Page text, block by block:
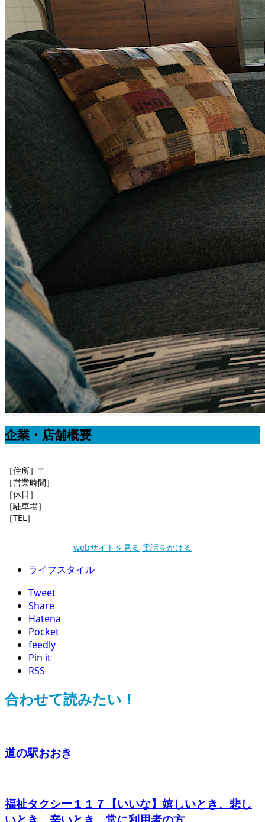
企業・店舗概要
［住所］〒
［営業時間］
［休日］
［駐車場］
［TEL］
webサイトを見る 電話をかける
ライフスタイル
Tweet
Share
Hatena
Pocket
feedly
Pin it
RSS
合わせて読みたい！
道の駅おおき
福祉タクシー１１７【いいな】嬉しいとき、悲し